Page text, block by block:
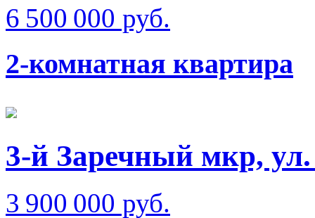
6 500 000 руб.
2-комнатная квартира
3-й Заречный мкр,
3 900 000 руб.